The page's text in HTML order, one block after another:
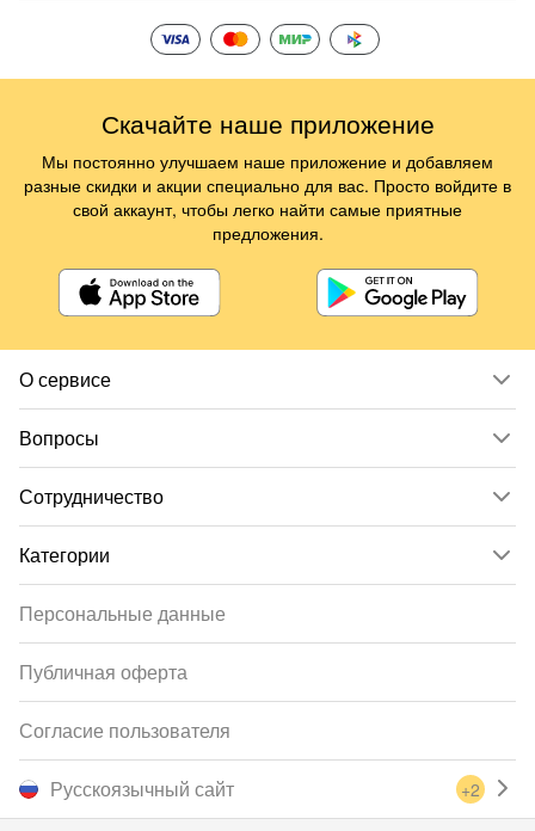
О сервисе
Вопросы
Сотрудничество
Категории
Русскоязычный сайт +2
Персональные данные
Публичная оферта
Согласие пользователя
Скачайте наше приложение
Мы постоянно улучшаем наше приложение и добавляем
разные скидки и акции специально для вас. Просто войдите в
свой аккаунт, чтобы легко найти самые приятные
предложения.